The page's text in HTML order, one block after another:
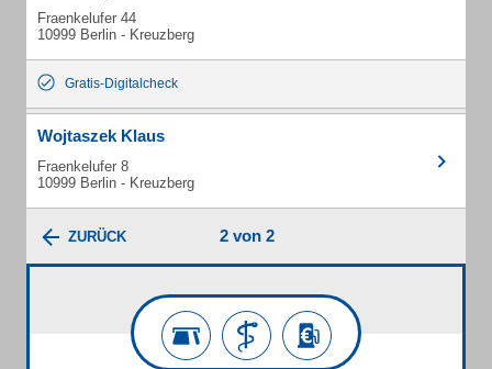
Fraenkelufer 44
10999 Berlin - Kreuzberg
Gratis-Digitalcheck
Wojtaszek Klaus
Fraenkelufer 8
10999 Berlin - Kreuzberg
ZURÜCK 2 von 2